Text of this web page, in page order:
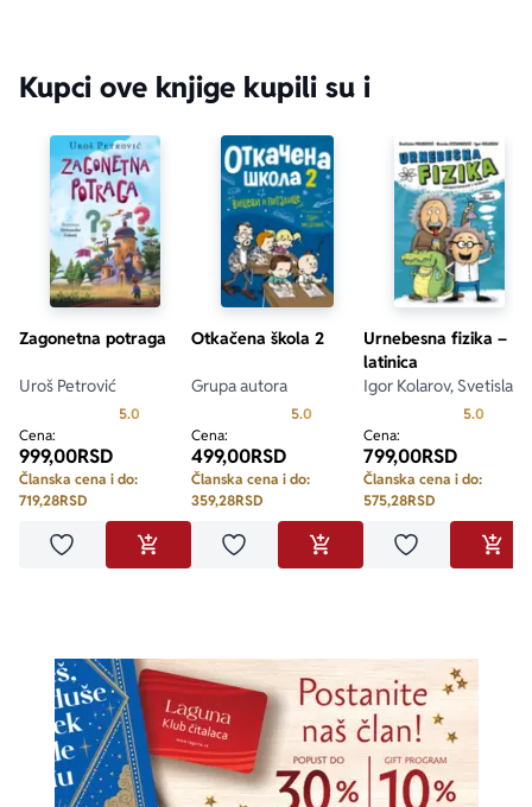
Kupci ove knjige kupili su i
Zagonetna potraga
Uroš Petrović
5.0 Prosecna ocena je 5.0 od 5
Cena:
999,00RSD
Članska cena i do:
719,28RSD
Dodaj u omiljeneDODAJ U KORPU
Otkačena škola 2
Grupa autora
5.0 Prosecna ocena je 5.0 od 5
Cena:
499,00RSD
Članska cena i do:
359,28RSD
Dodaj u omiljeneDODAJ U KORPU
Urnebesna fizika –
latinica
Igor Kolarov, Svetislav
Paunović, Branko
Stevanović
5.0
Cena:
799,00RSD
Članska cena i do:
575,28RSD
Dodaj u